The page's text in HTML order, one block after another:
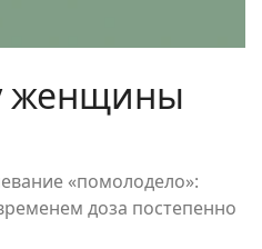
женщины
«помолодело»:
доза постепенно